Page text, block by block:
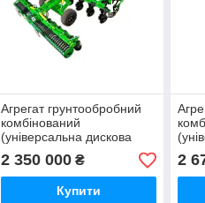
Агрегат грунтообробний
комбінований
(універсальна дискова
борона) АГКН-4 Zeus-4HD
"Велес-Агро", ширина 4 м
2 350 000₴
Купити
з
2